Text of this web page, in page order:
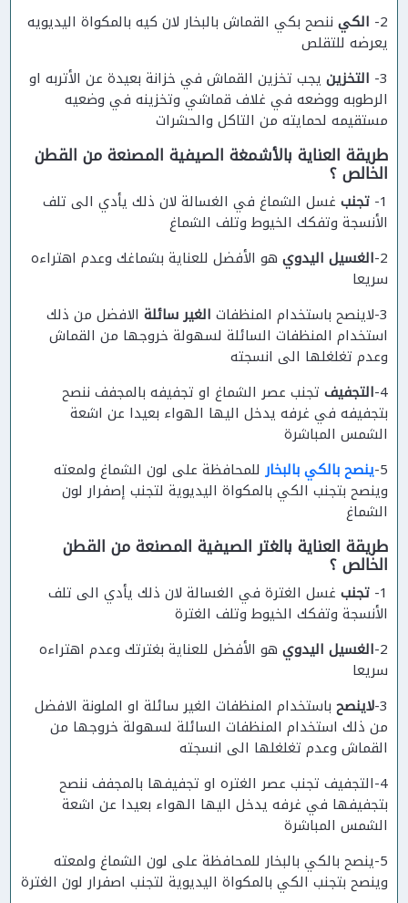
2- الكي ننصح بكي القماش بالبخار لان كيه بالمكواة اليديويه
يعرضه للتقلص
3- التخزين يجب تخزين القماش في خزانة بعيدة عن الأتربه او
الرطوبه ووضعه في غلاف قماشي وتخزينه في وضعيه
مستقيمه لحمايته من التاكل والحشرات
طريقة العناية بالأشمغة الصيفية المصنعة من القطن
الخالص ؟
1- تجنب غسل الشماغ في الغسالة لان ذلك يأدي الى تلف
الأنسجة وتفكك الخيوط وتلف الشماغ
2- الغسيل اليدوي هو الأفضل للعناية بشماغك وعدم اهتراءه
سريعا
3-لاينصح باستخدام المنظفات
الغير سائلة الافضل من ذلك
استخدام المنظفات السائلة لسهولة خروجها من القماش
وعدم تغلغلها الى انسجته
4- التجفيف تجنب عصر الشماغ او تجفيفه بالمجفف ننصح
بتجفيفه في غرفه يدخل اليها الهواء بعيدا عن اشعة
الشمس المباشرة
5- ينصح بالكي بالبخار للمحافظة على لون الشماغ ولمعته
وينصح بتجنب الكي بالمكواة اليديوية لتجنب إصفرار لون
الشماغ
طريقة العناية بالغتر الصيفية المصنعة من القطن
الخالص ؟
1- تجنب غسل الغترة في الغسالة لان ذلك يأدي الى تلف
الأنسجة وتفكك الخيوط وتلف الغترة
2- الغسيل اليدوي هو الأفضل للعناية بغترتك وعدم اهتراءه
سريعا
3- لاينصح باستخدام المنظفات الغير سائلة او الملونة الافضل
من ذلك استخدام المنظفات السائلة لسهولة خروجها من
القماش وعدم تغلغلها الى انسجته
4-التجفيف تجنب عصر الغتره او تجفيفها بالمجفف ننصح
بتجفيفها في غرفه يدخل اليها الهواء بعيدا عن اشعة
الشمس المباشرة
5-ينصح بالكي بالبخار للمحافظة على لون الشماغ ولمعته
وينصح بتجنب الكي بالمكواة اليديوية لتجنب اصفرار لون الغترة